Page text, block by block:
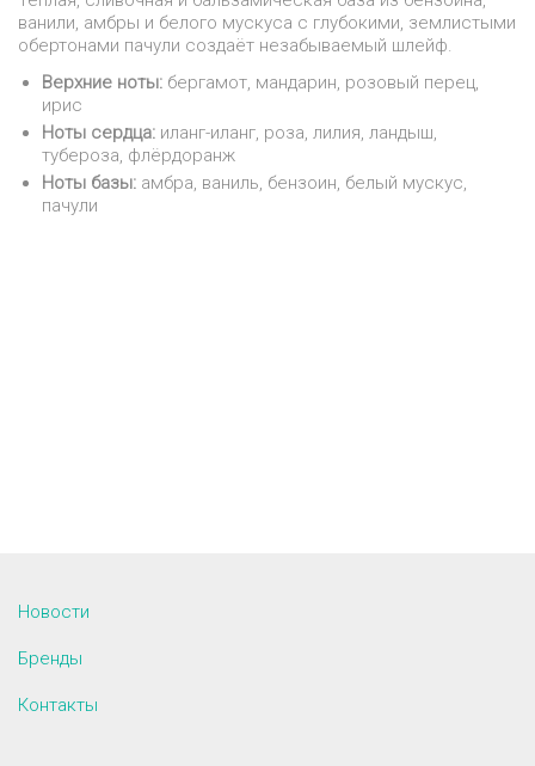
ванили, амбры и белого мускуса с глубокими, землистыми
обертонами пачули создаёт незабываемый шлейф.
Верхние ноты: бергамот, мандарин, розовый перец,
ирис
Ноты сердца: иланг-иланг, роза, лилия, ландыш,
тубероза, флёрдоранж
Ноты базы: амбра, ваниль, бензоин, белый мускус,
пачули
Новости
Бренды
Контакты